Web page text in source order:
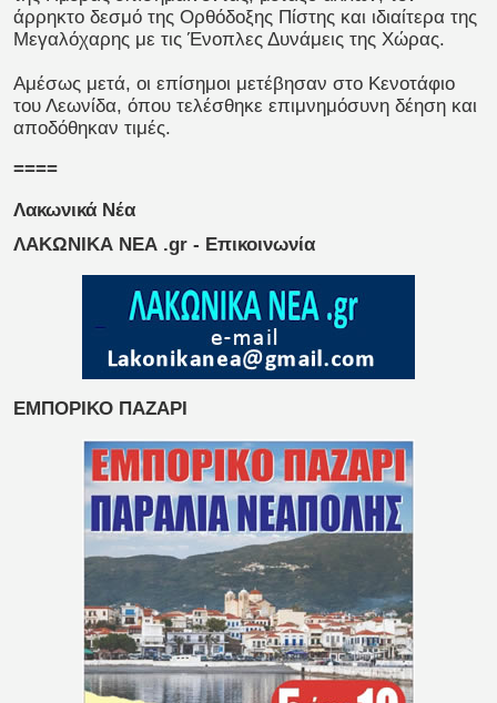
άρρηκτο δεσμό της Ορθόδοξης Πίστης και ιδιαίτερα της
Μεγαλόχαρης με τις Ένοπλες Δυνάμεις της Χώρας.
Αμέσως μετά, οι επίσημοι μετέβησαν στο Κενοτάφιο
του Λεωνίδα, όπου τελέσθηκε επιμνημόσυνη δέηση και
αποδόθηκαν τιμές.
====
Λακωνικά Νέα
ΛΑΚΩΝΙΚΑ ΝΕΑ .gr - Επικοινωνία
ΕΜΠΟΡΙΚΟ ΠΑΖΑΡΙ